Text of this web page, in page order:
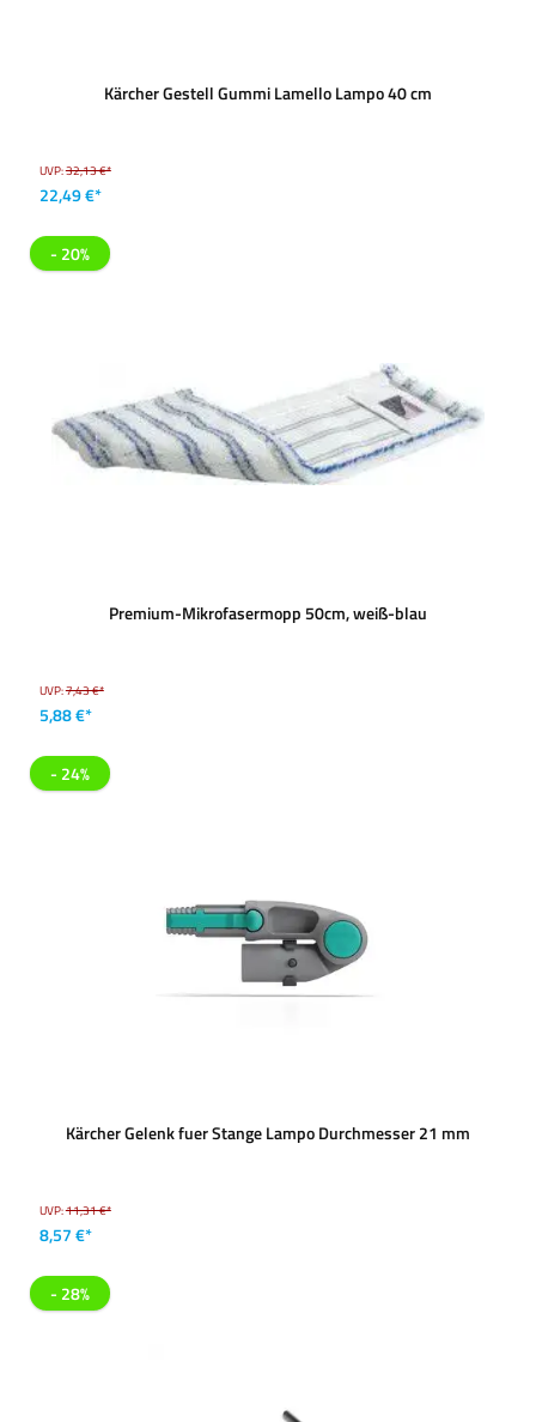
Kärcher Gestell Gummi Lamello Lampo 40 cm
UVP:32,13 €*
22,49 €*
- 20%
Premium-Mikrofasermopp 50cm, weiß-blau
UVP:7,43 €*
5,88 €*
- 24%
Kärcher Gelenk fuer Stange Lampo Durchmesser 21 mm
UVP:11,31 €*
8,57 €*
- 28%